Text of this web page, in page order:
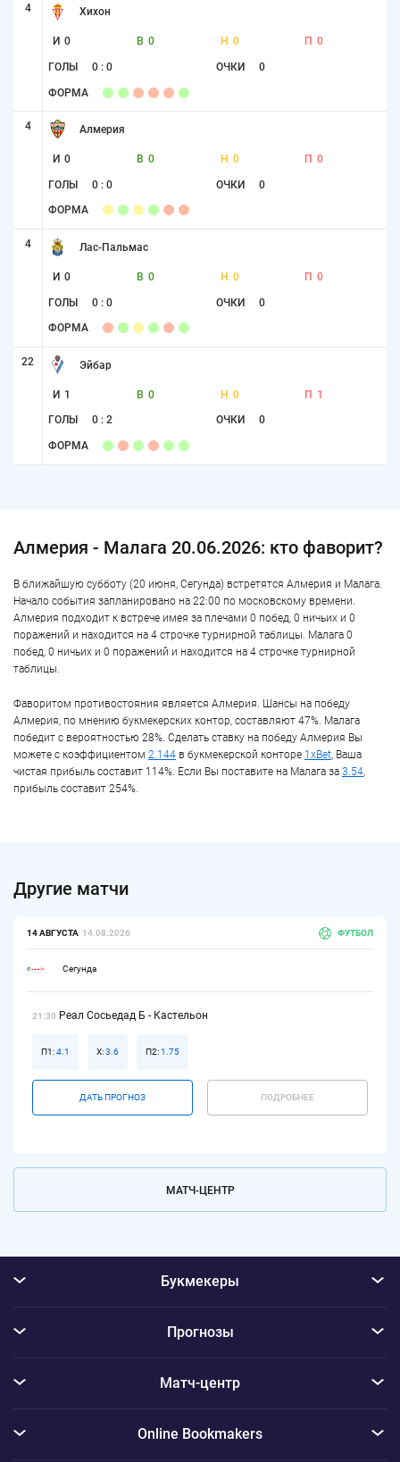
4 Хихон
И 0 В 0 Н 0 П 0
ГОЛЫ 0 : 0 ОЧКИ 0
ФОРМА
4 Алмерия
И 0 В 0 Н 0 П 0
ГОЛЫ 0 : 0 ОЧКИ 0
ФОРМА
4 Лас-Пальмас
И 0 В 0 Н 0 П 0
ГОЛЫ 0 : 0 ОЧКИ 0
ФОРМА
22 Эйбар
И 1 В 0 Н 0 П 1
ГОЛЫ 0 : 2 ОЧКИ 0
ФОРМА
Алмерия - Малага 20.06.2026: кто фаворит?
В ближайшую субботу (20 июня, Сегунда) встретятся Алмерия и Малага.
Начало события запланировано на 22:00 по московскому времени.
Алмерия подходит к встрече имея за плечами 0 побед, 0 ничьих и 0
поражений и находится на 4 строчке турнирной таблицы. Малага 0
побед, 0 ничьих и 0 поражений и находится на 4 строчке турнирной
таблицы.
Фаворитом противостояния является Алмерия. Шансы на победу
Алмерия, по мнению букмекерских контор, составляют 47%. Малага
победит с вероятностью 28%. Сделать ставку на победу Алмерия Вы
можете с коэффициентом 2.144 в букмекерской конторе 1xBet , Ваша
чистая прибыль составит 114%. Если Вы поставите на Малага за 3.54
прибыль составит 254%.
Другие матчи
14 АВГУСТА 14.08.2026 ФУТБОЛ
Сегунда
21:30 Реал Сосьедад Б - Кастельон
ДАТЬ ПРОГНОЗ
П1:4.1 Х:3.6 П2:1.75
ПОДРОБНЕЕ
МАТЧ-ЦЕНТР
Букмекеры
Прогнозы
Матч-центр
Online Bookmakers